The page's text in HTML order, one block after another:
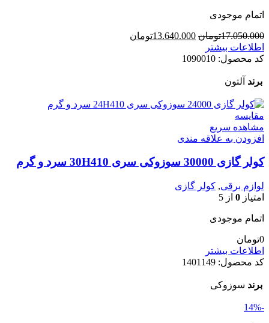
اتمام موجودی
17.050.000تومان قیمت
13.640.000تومان
اطلاعات بیشتر
کد محصول: 1090010
برند آلتون
مقایسه
مشاهده سریع
افزودن به علاقه مندی
کولر گازی 30000 سوزوکی سری 30H410 سرد و گرم
لوازم برقی, کولر گازی
امتیاز 0 از 5
اتمام موجودی
0تومان
اطلاعات بیشتر
کد محصول: 1401149
برند سوزوکی
-14%